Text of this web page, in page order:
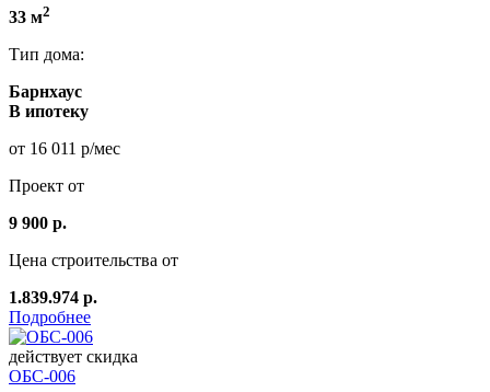
33 м2
Тип дома:
Барнхаус
В ипотеку
от 16 011 р/мес
Проект от
9 900 р.
Цена строительства от
1.839.974 р.
Подробнее
действует скидка
ОБС-006